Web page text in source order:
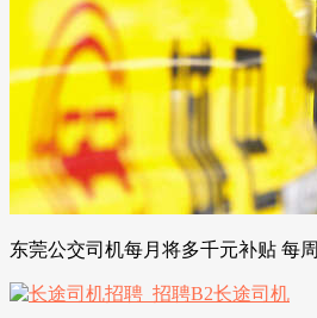
东莞公交司机每月将多千元补贴 每